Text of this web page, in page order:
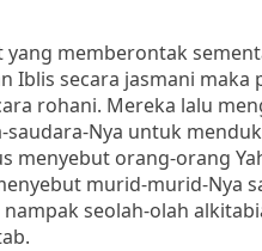
yang memberontak
Iblis secara jasmani
rohani. Mereka lalu
Nya untuk
menyebut orang-orang
murid-murid-Nya
seolah-olah